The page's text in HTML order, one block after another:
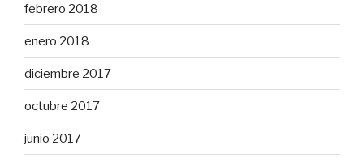
febrero 2018
enero 2018
diciembre 2017
octubre 2017
junio 2017